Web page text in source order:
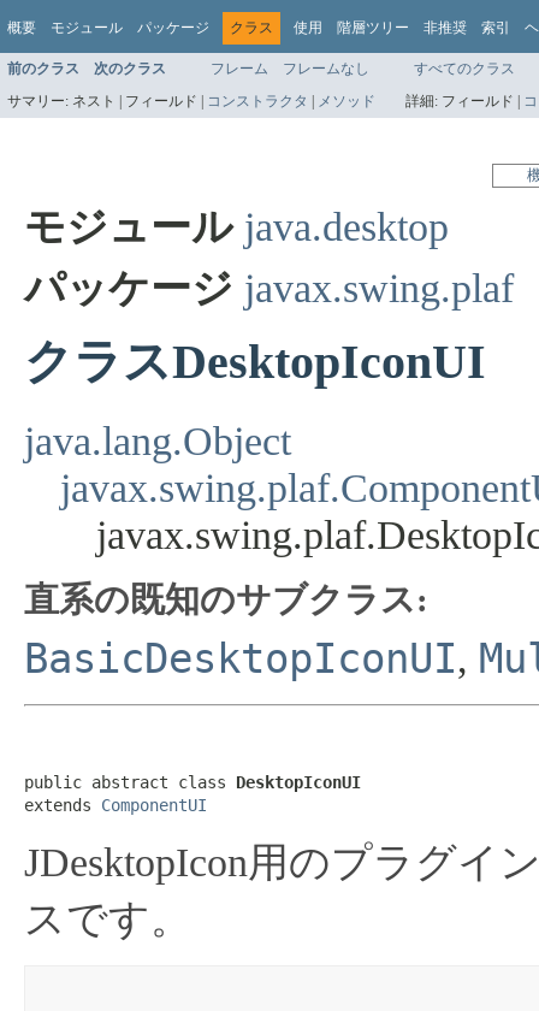
概要 モジュール パッケージ クラス 使用 階層ツリー 非推奨 索引
前のクラス 次のクラス フレーム フレームなし
すべてのクラス
サマリー: ネスト | フィールド | コンストラクタ | メソッド 詳細: フィールド |
モジュール java.desktop
パッケージ javax.swing.plaf
クラスDesktopIconUI
java.lang.Object
直系の既知のサブクラス:
BasicDesktopIconUI,
public abstract class DesktopIconUI
extends ComponentUI
JDesktopIcon用のプラグイ
スです。